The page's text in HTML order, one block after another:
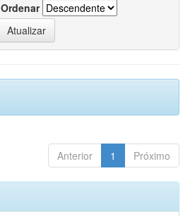
Ordenar
Anterior 1 Próximo